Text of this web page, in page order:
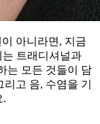
아니라면, 지금
트래디셔널과
는 모든 것들이 담
고 음, 수염을 기
.